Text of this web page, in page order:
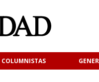
COLUMNISTAS